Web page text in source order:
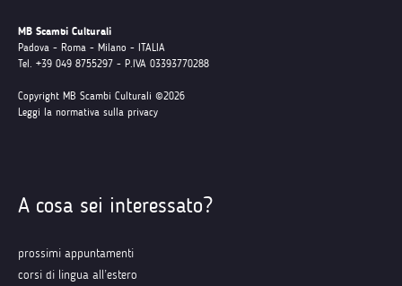
MB Scambi Culturali
Padova - Roma - Milano - ITALIA
Tel. +39 049 8755297 - P.IVA 03393770288
Copyright MB Scambi Culturali ©2026
Leggi la normativa sulla privacy
A cosa sei interessato?
prossimi appuntamenti
corsi di lingua all’estero